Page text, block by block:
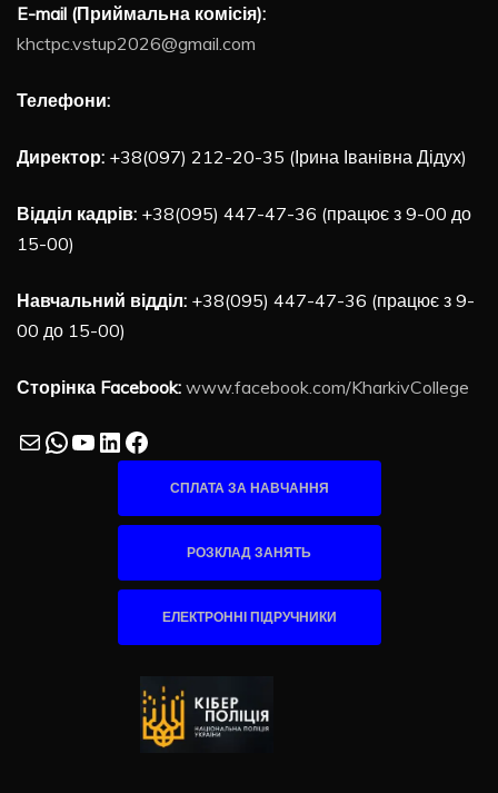
E-mail (Приймальна комісія):
khctpc.vstup2026@gmail.com
Телефони:
Директор: +38(097) 212-20-35 (Ірина Іванівна Дідух)
Відділ кадрів: +38(095) 447-47-36 (працює з 9-00 до
15-00)
Навчальний відділ: +38(095) 447-47-36 (працює з 9-
00 до 15-00)
Сторінка Facebook: www.facebook.com/KharkivCollege
MailWhatsApp
YouTube
LinkedIn
Facebook
СПЛАТА ЗА НАВЧАННЯ
РОЗКЛАД ЗАНЯТЬ
ЕЛЕКТРОННІ ПІДРУЧНИКИ